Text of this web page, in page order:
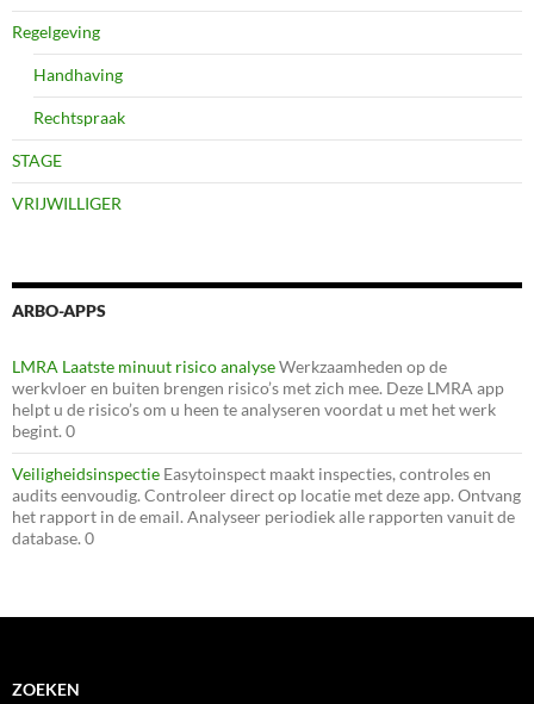
Regelgeving
Handhaving
Rechtspraak
STAGE
VRIJWILLIGER
ARBO-APPS
LMRA Laatste minuut risico analyseWerkzaamheden op de
werkvloer en buiten brengen risico’s met zich mee. Deze LMRA app
helpt u de risico’s om u heen te analyseren voordat u met het werk
begint. 0
Veiligheidsinspectie Easytoinspect maakt inspecties, controles en
audits eenvoudig. Controleer direct op locatie met deze app. Ontvang
het rapport in de email. Analyseer periodiek alle rapporten vanuit de
database. 0
ZOEKEN